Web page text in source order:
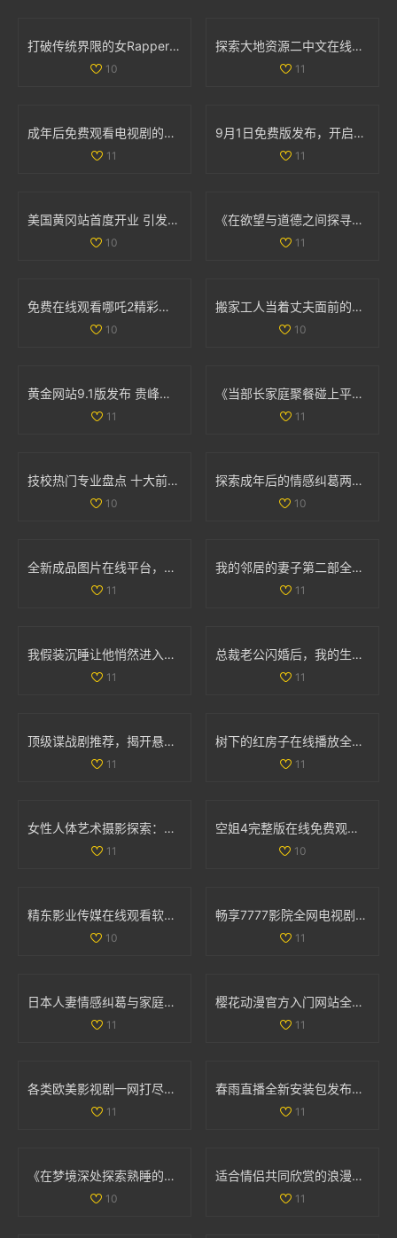
打破传统界限的女Rapper 用嘻哈与爵士诠释母爱的坚韧与力量
10
探索大地资源二中文在线官方网站的最新动态与服务信息
11
成年后免费观看电视剧的全新体验与丰富选择
11
9月1日免费版发布，开启全新体验与功能升级的旅程
11
美国黄冈站首度开业 引发媒体和游客的广泛关注与热议
10
《在欲望与道德之间探寻女性心灵的春潮》
11
免费在线观看哪吒2精彩内容与剧情揭秘尽在这里
10
搬家工人当着丈夫面前的意外互动引发的情感风波
10
黄金网站9.1版发布 贵峰科技揭示行业新机遇与挑战
11
《当部长家庭聚餐碰上平凡老公的意外故事》
11
技校热门专业盘点 十大前景行业选择就读必备指南
10
探索成年后的情感纠葛两位女性的精彩剧集免费观看
10
全新成品图片在线平台，快速上传分享你的创意作品
11
我的邻居的妻子第二部全集剧情回顾与精彩看点盘点
11
我假装沉睡让他悄然进入我的世界，秘密的互动令人心动不已
11
总裁老公闪婚后，我的生活发生了怎样的改变与挑战
11
顶级谍战剧推荐，揭开悬疑与间谍世界的神秘面纱
11
树下的红房子在线播放全集，感受温馨故事与精彩情节
11
女性人体艺术摄影探索：展现美与自我的独特视角
11
空姐4完整版在线免费观看 精彩剧情不容错过
10
精东影业传媒在线观看软件的独特优势及使用体验分析
10
畅享7777影院全网电视剧免费观影之旅一路向西精彩不断
11
日本人妻情感纠葛与家庭道德的复杂探讨与反思
11
樱花动漫官方入门网站全新上线，探索丰富动漫世界的最佳起点
11
各类欧美影视剧一网打尽免费观看平台推荐与汇总
11
春雨直播全新安装包发布，畅享无缝直播体验不容错过
11
《在梦境深处探索熟睡的邻居秘密与奇遇的故事》
10
适合情侣共同欣赏的浪漫电影推荐列表，增进感情的最佳选择
11